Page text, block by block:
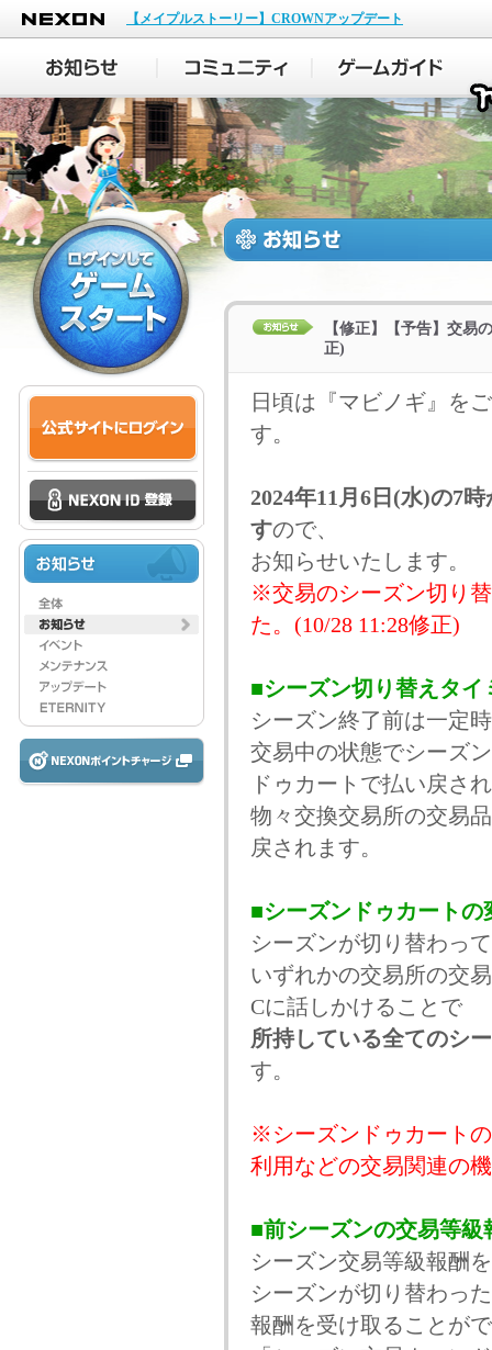
NEXON
【メイプルストーリー】CROWNアップデート
【修正】【予告】交易
正)
日頃は『マビノギ』を
す。
2024年11月6日(水)の7
すので、
お知らせいたします。
※交易のシーズン切り
た。(10/28 11:28修正)
■シーズン切り替えタイ
シーズン終了前は一定
交易中の状態でシーズ
ドゥカートで払い戻さ
物々交換交易所の交易
戻されます。
■シーズンドゥカートの
シーズンが切り替わっ
いずれかの交易所の交
Cに話しかけることで
所持している全てのシ
す。
※シーズンドゥカート
利用などの交易関連の
■前シーズンの交易等級
シーズン交易等級報酬
シーズンが切り替わっ
報酬を受け取ることが